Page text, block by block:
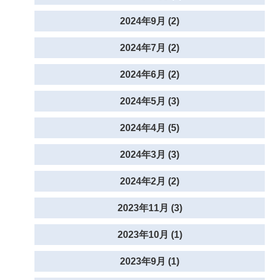
2024年9月 (2)
2024年7月 (2)
2024年6月 (2)
2024年5月 (3)
2024年4月 (5)
2024年3月 (3)
2024年2月 (2)
2023年11月 (3)
2023年10月 (1)
2023年9月 (1)